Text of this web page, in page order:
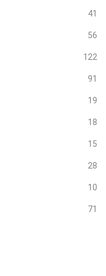
41
56
122
91
19
18
15
28
10
71